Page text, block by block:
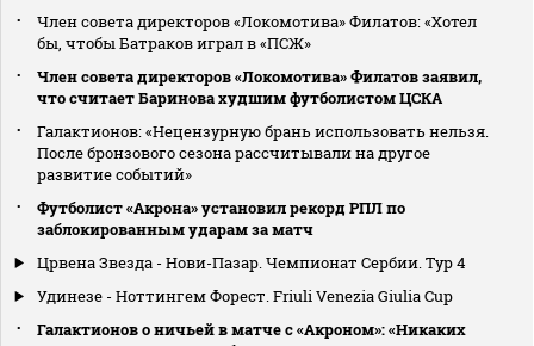
Член совета директоров «Локомотива» Филатов: «Хотел
бы, чтобы Батраков играл в «ПСЖ»
Член совета директоров «Локомотива» Филатов заявил,
что считает Баринова худшим футболистом ЦСКА
Галактионов: «Нецензурную брань использовать нельзя.
После бронзового сезона рассчитывали на другое
развитие событий»
Футболист «Акрона» установил рекорд РПЛ по
заблокированным ударам за матч
Црвена Звезда - Нови-Пазар. Чемпионат Сербии. Тур 4
Удинезе - Ноттингем Форест. Friuli Venezia Giulia Cup
Галактионов о ничьей в матче с «Акроном»: «Никаких